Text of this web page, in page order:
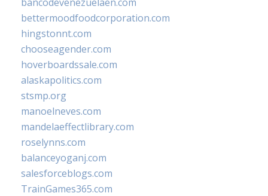
bettermoodfoodcorporation.com
hingstonnt.com
chooseagender.com
hoverboardssale.com
alaskapolitics.com
stsmp.org
manoelneves.com
mandelaeffectlibrary.com
roselynns.com
balanceyoganj.com
salesforceblogs.com
TrainGames365.com